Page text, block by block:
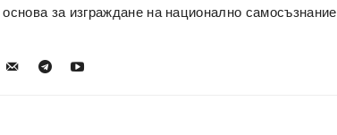
за изграждане на национално